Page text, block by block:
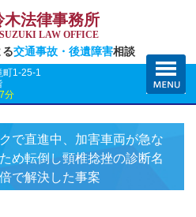
木法律事務所
LAW OFFICE
交通事故・後遺障害相談
町1-25-1
分
で直進中、加害車両が急な
め転倒し頸椎捻挫の診断名
で解決した事案